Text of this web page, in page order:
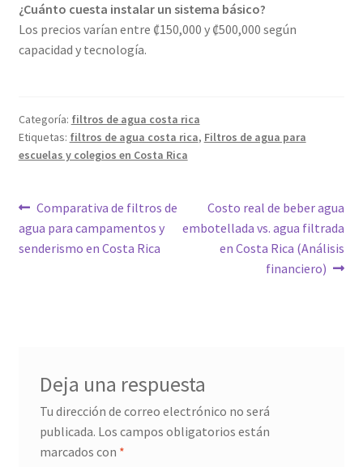
¿Cuánto cuesta instalar un sistema básico?
Los precios varían entre ₡150,000 y ₡500,000 según
capacidad y tecnología.
Categoría: filtros de agua costa rica
Etiquetas: filtros de agua costa rica, Filtros de agua para
escuelas y colegios en Costa Rica
Navegación
de
Anterior:
Comparativa de filtros de
agua para campamentos y
senderismo en Costa Rica
Siguiente:
Costo real de beber agua
embotellada vs. agua filtrada
en Costa Rica (Análisis
financiero)
Deja una respuesta
Tu dirección de correo electrónico no será
publicada. Los campos obligatorios están
marcados con *